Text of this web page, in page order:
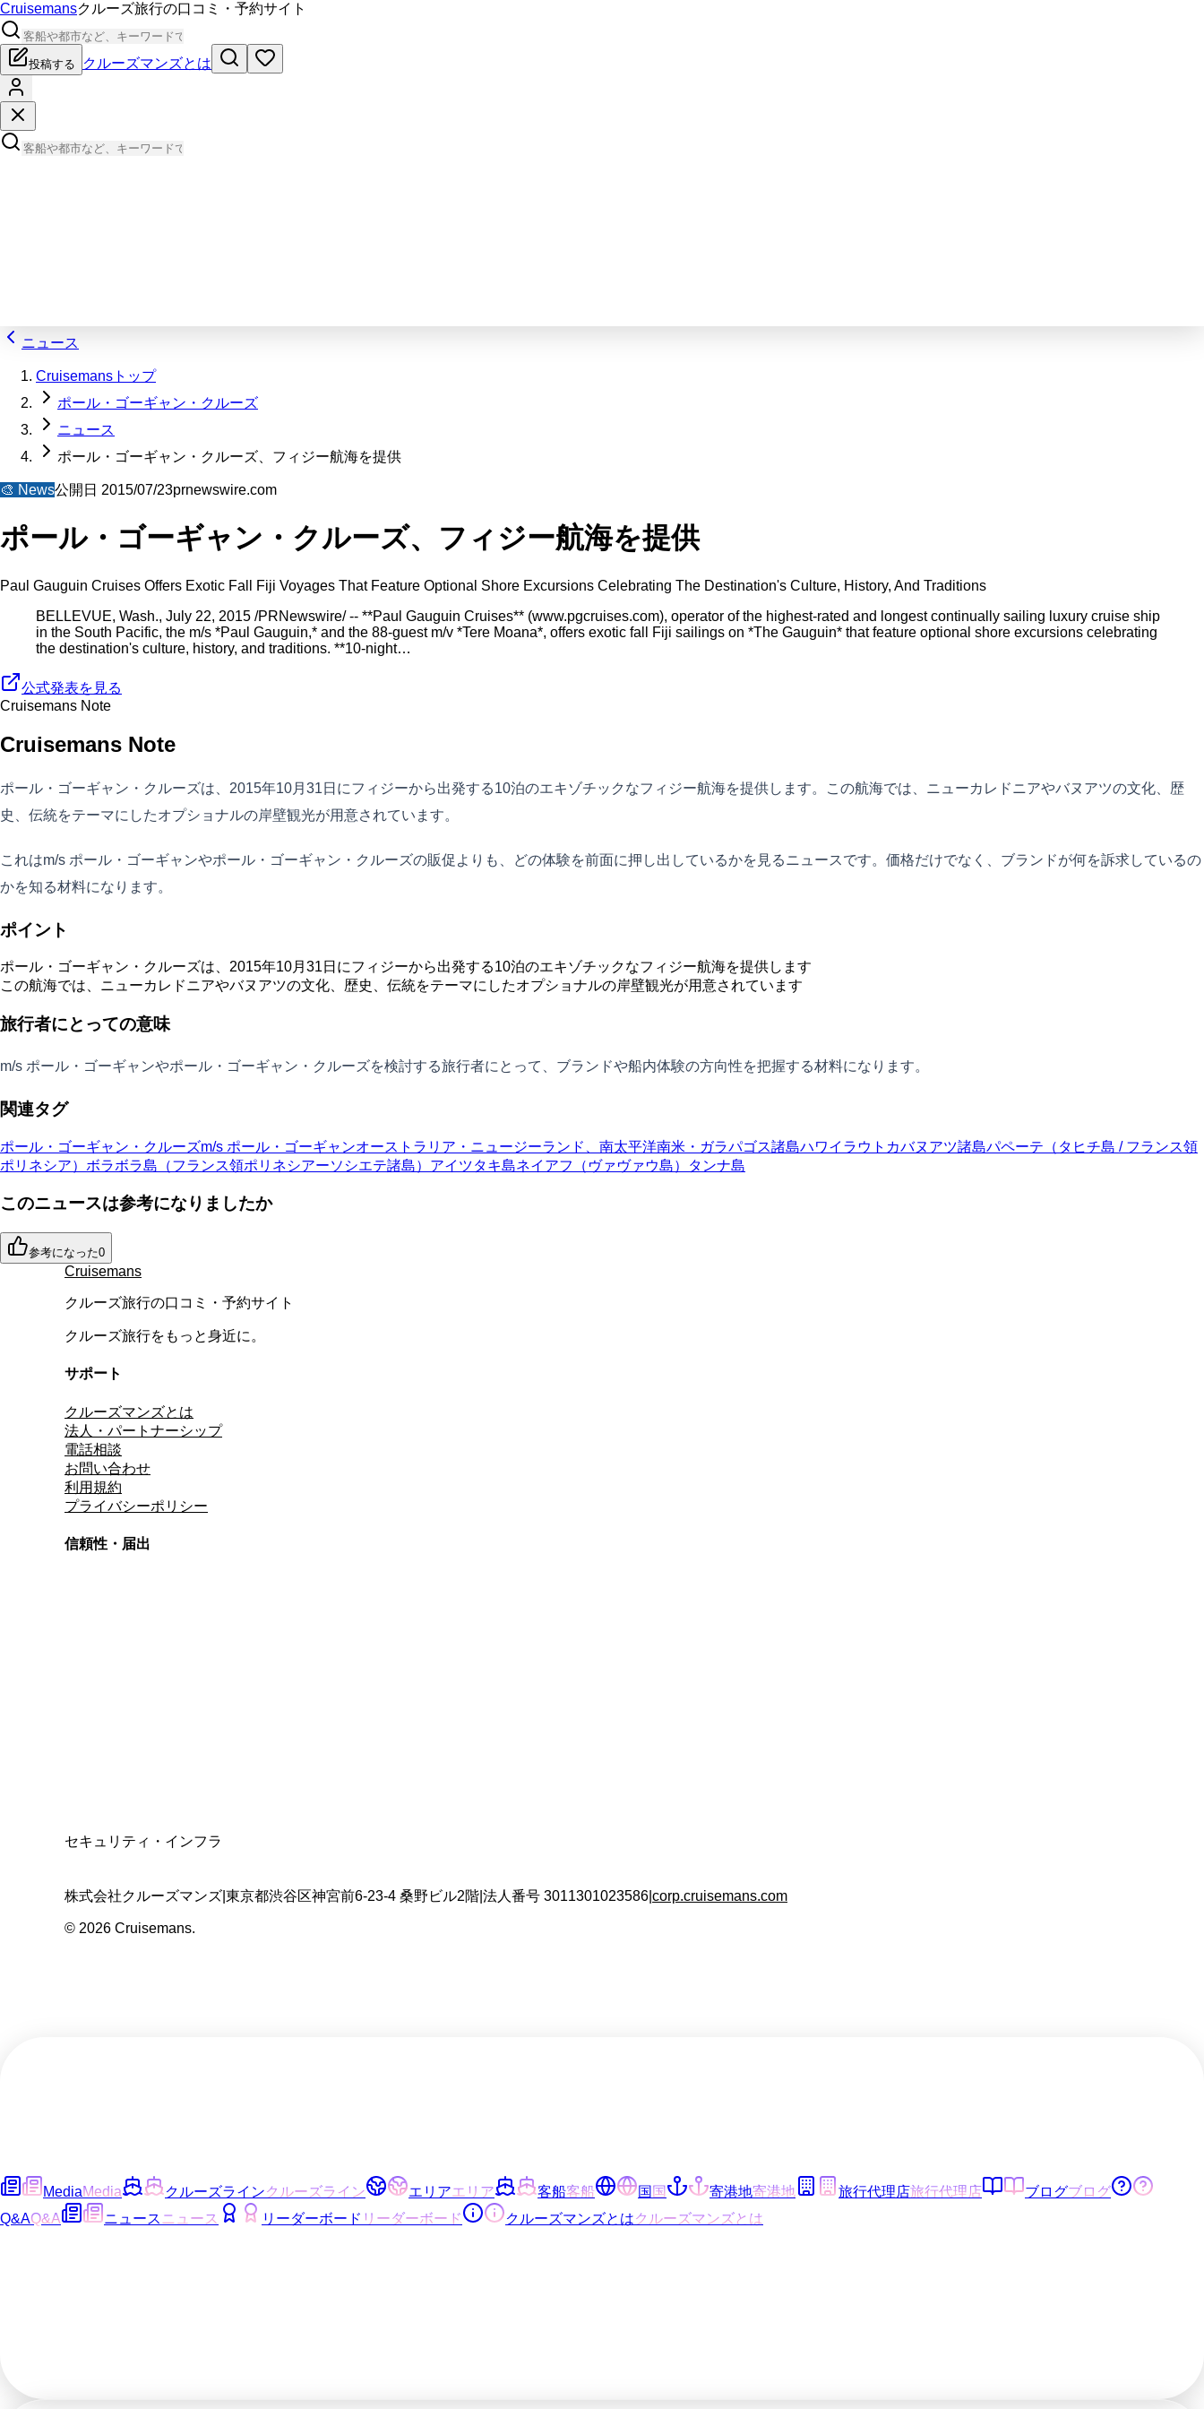
Cruisemansクルーズ旅行の口コミ・予約サイト
投稿する クルーズマンズとは
ニュース
Cruisemansトップ
ポール・ゴーギャン・クルーズ
ニュース
ポール・ゴーギャン・クルーズ、フィジー航海を提供
🎨 News公開日 2015/07/23prnewswire.com
ポール・ゴーギャン・クルーズ、フィジー航海を提供
Paul Gauguin Cruises Offers Exotic Fall Fiji Voyages That Feature Optional Shore Excursions Celebrating The Destination's Culture, History, And Traditions
BELLEVUE, Wash., July 22, 2015 /PRNewswire/ -- **Paul Gauguin Cruises** (www.pgcruises.com), operator of the highest-rated and longest continually sailing luxury cruise ship
in the South Pacific, the m/s *Paul Gauguin,* and the 88-guest m/v *Tere Moana*, offers exotic fall Fiji sailings on *The Gauguin* that feature optional shore excursions celebrating
the destination's culture, history, and traditions. **10-night…
公式発表を見る
Cruisemans Note
Cruisemans Note
ポール・ゴーギャン・クルーズは、2015年10月31日にフィジーから出発する10泊のエキゾチックなフィジー航海を提供します。この航海では、ニューカレドニアやバヌアツの文化、歴
史、伝統をテーマにしたオプショナルの岸壁観光が用意されています。
これはm/s ポール・ゴーギャンやポール・ゴーギャン・クルーズの販促よりも、どの体験を前面に押し出しているかを見るニュースです。価格だけでなく、ブランドが何を訴求しているの
かを知る材料になります。
ポイント
ポール・ゴーギャン・クルーズは、2015年10月31日にフィジーから出発する10泊のエキゾチックなフィジー航海を提供します
この航海では、ニューカレドニアやバヌアツの文化、歴史、伝統をテーマにしたオプショナルの岸壁観光が用意されています
旅行者にとっての意味
m/s ポール・ゴーギャンやポール・ゴーギャン・クルーズを検討する旅行者にとって、ブランドや船内体験の方向性を把握する材料になります。
関連タグ
ポール・ゴーギャン・クルーズm/s ポール・ゴーギャンオーストラリア・ニュージーランド、南太平洋南米・ガラパゴス諸島ハワイ ラウトカバヌアツ諸島パペーテ（タヒチ島 / フランス領
ポリネシア） ボラボラ島（フランス領ポリネシアーソシエテ諸島） アイツタキ島ネイアフ（ヴァヴァウ島） タンナ島
このニュースは参考になりましたか
参考になった0
Cruisemans
クルーズ旅行の口コミ・予約サイト
クルーズ旅行をもっと身近に。
サポート
クルーズマンズとは
法人・パートナーシップ
電話相談
お問い合わせ
利用規約
プライバシーポリシー
信頼性・届出
セキュリティ・インフラ
株式会社クルーズマンズ 東京都渋谷区神宮前6-23-4 桑野ビル2階 法人番号 3011301023586 corp.cruisemans.com
© 2026 Cruisemans.
MediaMedia クルーズラインクルーズライン エリアエリア 客船客船 国国 寄港地寄港地 旅行代理店旅行代理店 ブログブログ
Q&AQ&A ニュース ニュース リーダーボード リーダーボード クルーズマンズとはクルーズマンズとは